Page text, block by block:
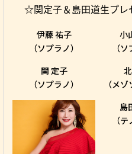
☆関定子＆島田道生プ
伊藤 祐子
（ソプラノ）
小
（
関 定子
（ソプラノ）
（メ
島
（